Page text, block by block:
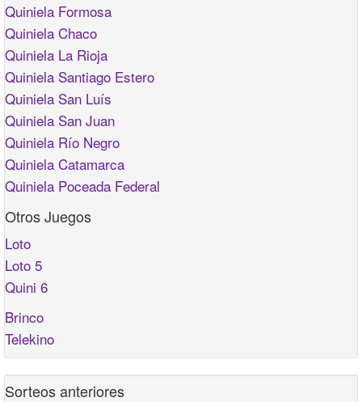
Quiniela Formosa
Quiniela Chaco
Quiniela La Rioja
Quiniela Santiago Estero
Quiniela San Luís
Quiniela San Juan
Quiniela Río Negro
Quiniela Catamarca
Quiniela Poceada Federal
Otros Juegos
Loto
Loto 5
Quini 6
Brinco
Telekino
Sorteos anteriores